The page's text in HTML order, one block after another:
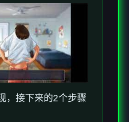
，接下来的2个步骤